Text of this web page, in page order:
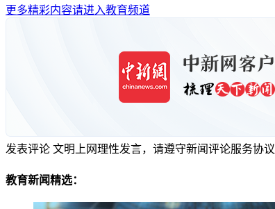
更多精彩内容请进入教育频道
发表评论 文明上网理性发言，请遵守新闻评论服务协议
教育新闻精选：